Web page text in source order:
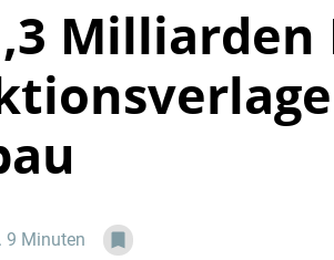
Milliarden
9 Minuten